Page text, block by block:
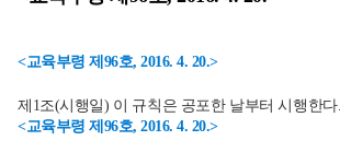
<교육부령 제96호, 2016. 4. 20.>
제1조(시행일) 이 규칙은 공포한 날부터 시행한다.
<교육부령 제96호, 2016. 4. 20.>